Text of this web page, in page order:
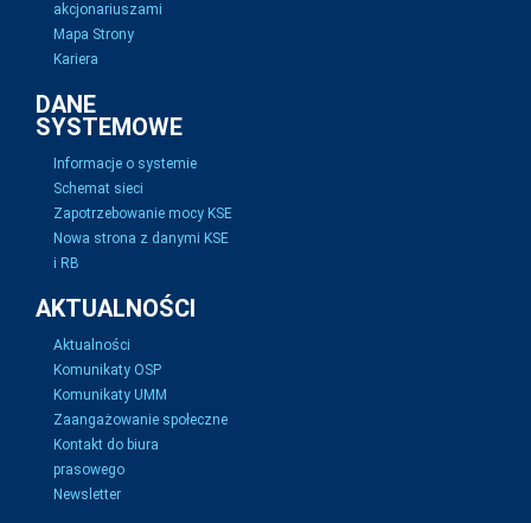
akcjonariuszami
Mapa Strony
Kariera
DANE
SYSTEMOWE
Informacje o systemie
Schemat sieci
Zapotrzebowanie mocy KSE
Nowa strona z danymi KSE
i RB
AKTUALNOŚCI
Aktualności
Komunikaty OSP
Komunikaty UMM
Zaangażowanie społeczne
Kontakt do biura
prasowego
Newsletter